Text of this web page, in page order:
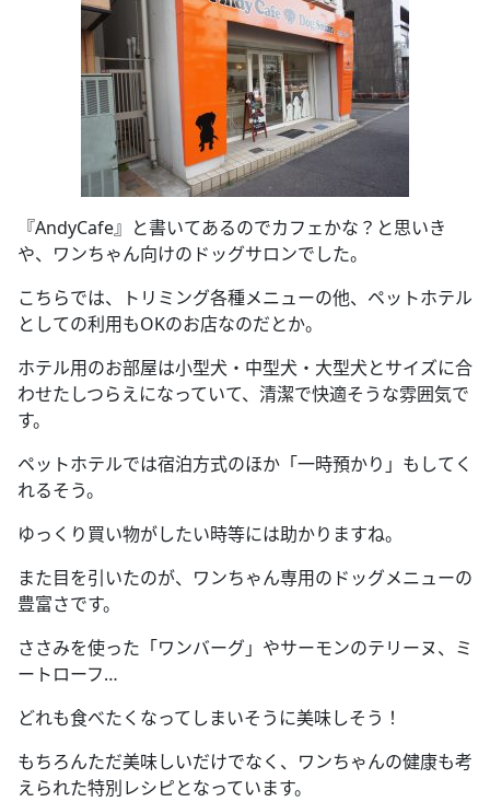
『AndyCafe』と書いてあるのでカフェかな？と思いき
や、ワンちゃん向けのドッグサロンでした。
こちらでは、トリミング各種メニューの他、ペットホテル
としての利用もOKのお店なのだとか。
ホテル用のお部屋は小型犬・中型犬・大型犬とサイズに合
わせたしつらえになっていて、清潔で快適そうな雰囲気で
す。
ペットホテルでは宿泊方式のほか「一時預かり」もしてく
れるそう。
ゆっくり買い物がしたい時等には助かりますね。
また目を引いたのが、ワンちゃん専用のドッグメニューの
豊富さです。
ささみを使った「ワンバーグ」やサーモンのテリーヌ、ミ
ートローフ…
どれも食べたくなってしまいそうに美味しそう！
もちろんただ美味しいだけでなく、ワンちゃんの健康も考
えられた特別レシピとなっています。